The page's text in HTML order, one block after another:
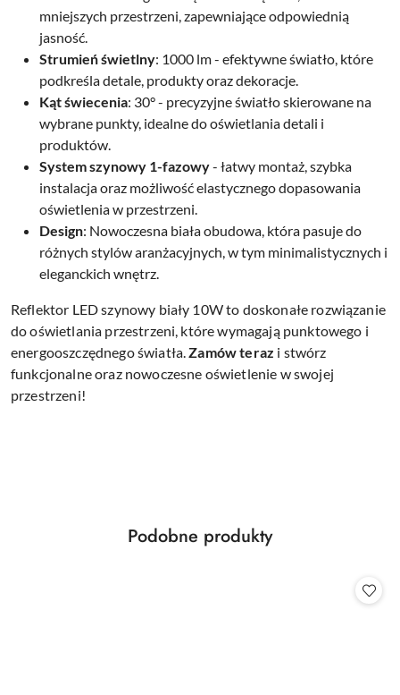
mniejszych przestrzeni, zapewniające odpowiednią
jasność.
Strumień świetlny: 1000 lm - efektywne światło, które
podkreśla detale, produkty oraz dekoracje.
Kąt świecenia: 30° - precyzyjne światło skierowane na
wybrane punkty, idealne do oświetlania detali i
produktów.
System szynowy 1-fazowy- łatwy montaż, szybka
instalacja oraz możliwość elastycznego dopasowania
oświetlenia w przestrzeni.
Design: Nowoczesna biała obudowa, która pasuje do
różnych stylów aranżacyjnych, w tym minimalistycznych i
eleganckich wnętrz.
Reflektor LED szynowy biały 10W to doskonałe rozwiązanie
do oświetlania przestrzeni, które wymagają punktowego i
energooszczędnego światła.Zamów teraz i stwórz
funkcjonalne oraz nowoczesne oświetlenie w swojej
przestrzeni!
Pomiń karuzelę produktów
Produkty
Podobne produkty